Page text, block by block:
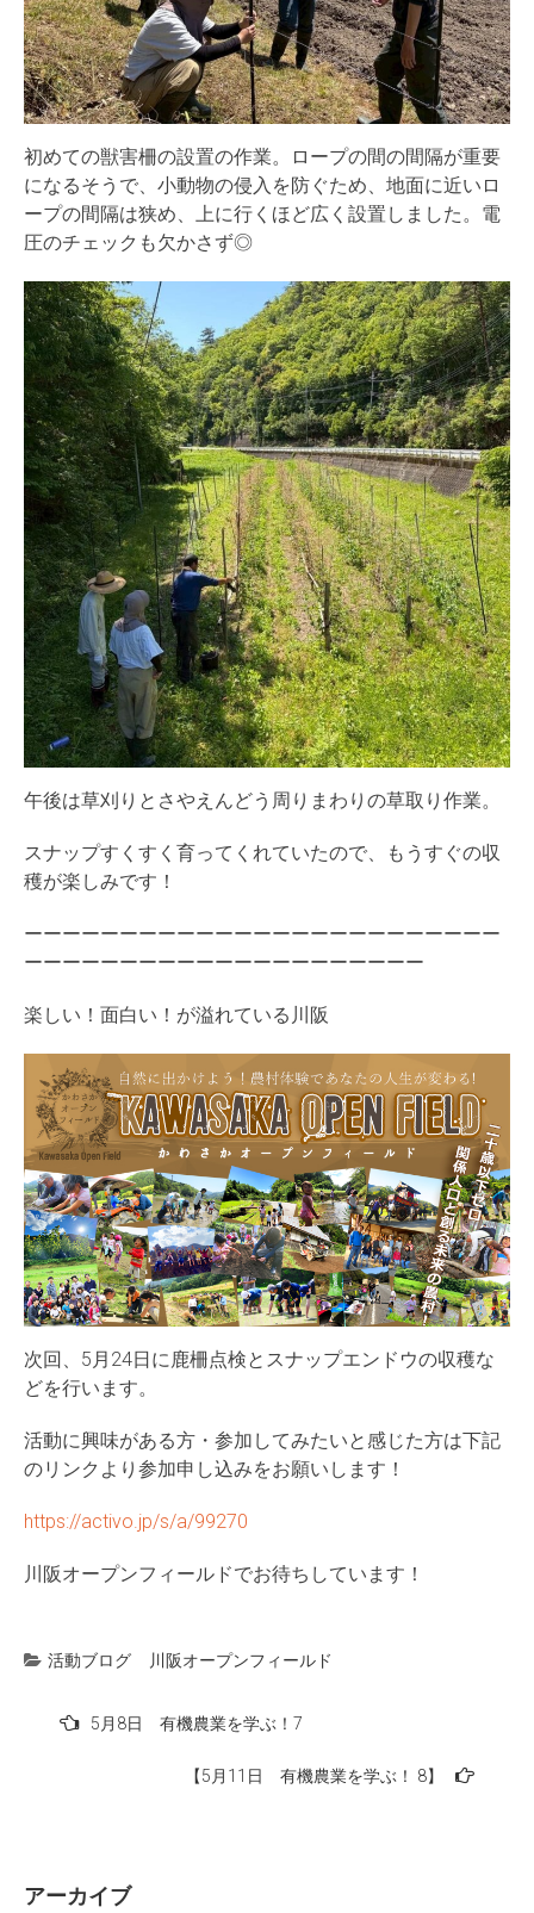
初めての獣害柵の設置の作業。ロープの間の間隔が重要
になるそうで、小動物の侵入を防ぐため、地面に近いロ
ープの間隔は狭め、上に行くほど広く設置しました。電
圧のチェックも欠かさず◎
午後は草刈りとさやえんどう周りまわりの草取り作業。
スナップすくすく育ってくれていたので、もうすぐの収
穫が楽しみです！
ーーーーーーーーーーーーーーーーーーーーーーーーー
ーーーーーーーーーーーーーーーーーーーーー
楽しい！面白い！が溢れている川阪
次回、5月24日に鹿柵点検とスナップエンドウの収穫な
どを行います。
活動に興味がある方・参加してみたいと感じた方は下記
のリンクより参加申し込みをお願いします！
https://activo.jp/s/a/99270
川阪オープンフィールドでお待ちしています！
活動ブログ 川阪オープンフィールド
ー
5月8日 有機農業を学ぶ！7
【5月11日 有機農業を学ぶ！ 8】
アーカイブ